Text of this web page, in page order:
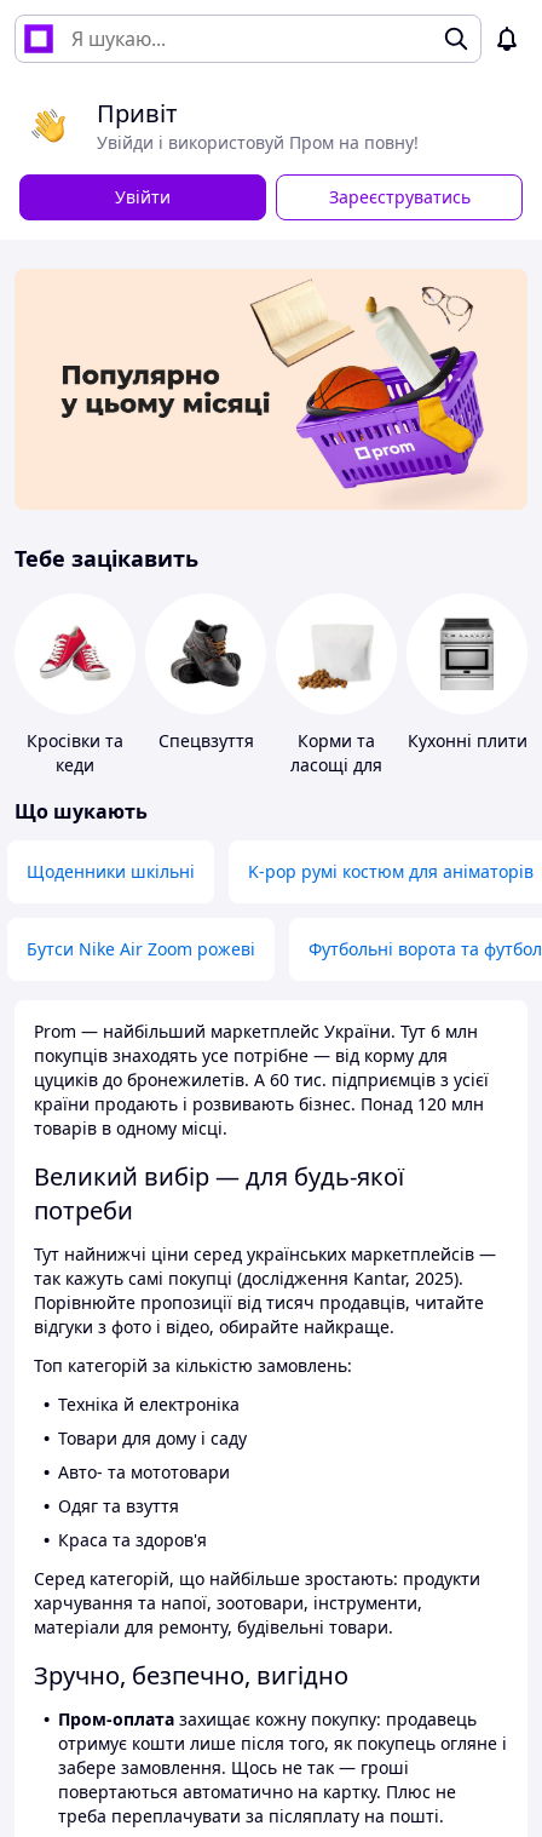
Привіт
Увійди і використовуй Пром на повну!
Увійти Зареєструватись
Тебе зацікавить
Кросівки та
кеди
Спецвзуття
Корми та
ласощі для
Кухонні плити
Що шукають
Щоденники шкільні K-pop румі костюм для аніматорів
Бутси Nike Air Zoom рожеві Футбольні ворота та
Prom — найбільший маркетплейс України. Тут 6 млн
покупців знаходять усе потрібне — від корму для
цуциків до бронежилетів. А 60 тис. підприємців з усієї
країни продають і розвивають бізнес. Понад 120 млн
товарів в одному місці.
Великий вибір — для будь-якої
потреби
Тут найнижчі ціни серед українських маркетплейсів —
так кажуть самі покупці (дослідження Kantar, 2025).
Порівнюйте пропозиції від тисяч продавців, читайте
відгуки з фото і відео, обирайте найкраще.
Топ категорій за кількістю замовлень:
Техніка й електроніка
Товари для дому і саду
Авто- та мототовари
Одяг та взуття
Краса та здоров'я
Серед категорій, що найбільше зростають: продукти
харчування та напої, зоотовари, інструменти,
матеріали для ремонту, будівельні товари.
Зручно, безпечно, вигідно
Пром-оплата захищає кожну покупку: продавець
отримує кошти лише після того, як покупець огляне і
забере замовлення. Щось не так — гроші
повертаються автоматично на картку. Плюс не
треба переплачувати за післяплату на пошті.